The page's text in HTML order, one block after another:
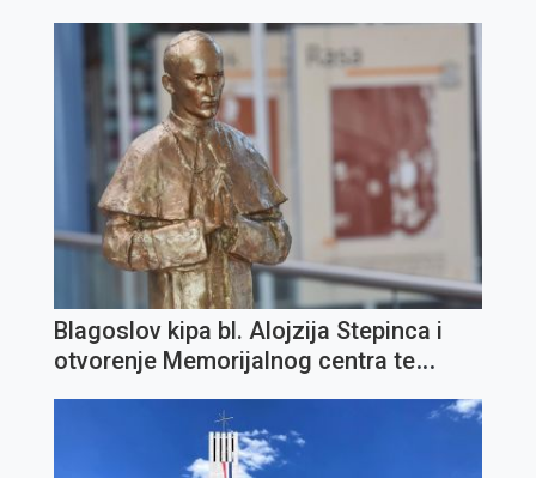
Blagoslov kipa bl. Alojzija Stepinca i
otvorenje Memorijalnog centra te